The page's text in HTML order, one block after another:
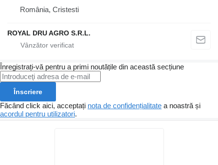
România, Cristesti
ROYAL DRU AGRO S.R.L.
Înregistrați-vă pentru a primi noutățile din această secțiune
Înscriere
Făcând click aici, acceptați nota de confidențialitate a noastră și
acordul pentru utilizatori.